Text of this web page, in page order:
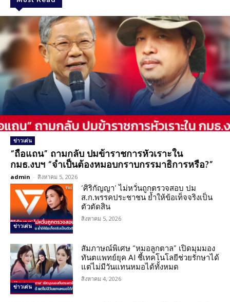
ข่าวเด่น
“ถือแถน” ถามกลับ ปมข้าราชการหัวเราะใน
กมธ.งบฯ “จำเป็นต้องหมอบกราบกรรมาธิการหรือ?”
admin - สิงหาคม 5, 2026
ข่าวเด่น
‘ศิริกัญญา’ ไม่หวั่นถูกตรวจสอบ ปม
ส.ก.พรรคประชาชน ย้ำให้ข้อเท็จจริงเป็น
ตัวตัดสิน
สิงหาคม 5, 2026
ข่าวเด่น
สัมภาษณ์พิเศษ “หมอลูกตาล” เปิดมุมมอง
ทันตแพทย์ยุค AI ชี้เทคโนโลยีช่วยรักษาได้
แต่ไม่มีวันแทนหมอได้ทั้งหมด
สิงหาคม 4, 2026